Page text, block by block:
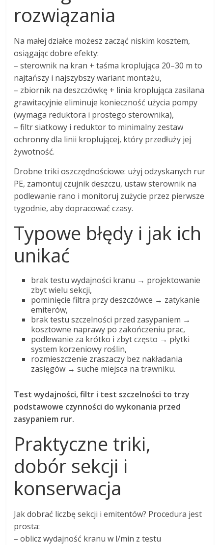
rozwiązania
Na małej działce możesz zacząć niskim kosztem,
osiągając dobre efekty:
– sterownik na kran + taśma kroplująca 20–30 m to
najtańszy i najszybszy wariant montażu,
– zbiornik na deszczówkę + linia kroplująca zasilana
grawitacyjnie eliminuje konieczność użycia pompy
(wymaga reduktora i prostego sterownika),
– filtr siatkowy i reduktor to minimalny zestaw
ochronny dla linii kroplującej, który przedłuży jej
żywotność.
Drobne triki oszczędnościowe: użyj odzyskanych rur
PE, zamontuj czujnik deszczu, ustaw sterownik na
podlewanie rano i monitoruj zużycie przez pierwsze
tygodnie, aby dopracować czasy.
Typowe błędy i jak ich
unikać
brak testu wydajności kranu → projektowanie
zbyt wielu sekcji,
pominięcie filtra przy deszczówce → zatykanie
emiterów,
brak testu szczelności przed zasypaniem →
kosztowne naprawy po zakończeniu prac,
podlewanie za krótko i zbyt często → płytki
system korzeniowy roślin,
rozmieszczenie zraszaczy bez nakładania
zasięgów → suche miejsca na trawniku.
Test wydajności, filtr i test szczelności to trzy
podstawowe czynności do wykonania przed
zasypaniem rur.
Praktyczne triki,
dobór sekcji i
konserwacja
Jak dobrać liczbę sekcji i emitentów? Procedura jest
prosta:
– oblicz wydajność kranu w l/min z testu